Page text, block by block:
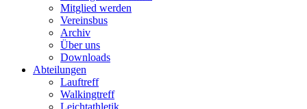
Mitglied werden
Vereinsbus
Archiv
Über uns
Downloads
Abteilungen
Lauftreff
Walkingtreff
Leichtathletik